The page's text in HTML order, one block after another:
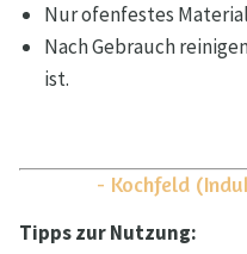
Nur ofenfestes
Nach Gebrauch
ist.
- Kochfeld
Tipps zur Nutzung: